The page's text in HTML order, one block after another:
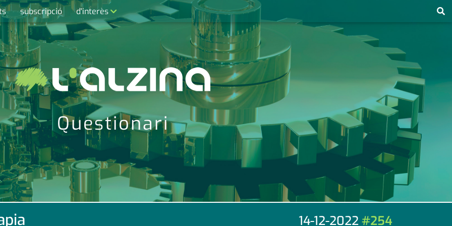
subscripció d'interès
contacte
telèfons
calendari
Questionari
14-12-2022#254